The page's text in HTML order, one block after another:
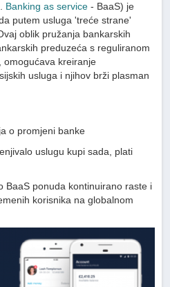
Banking as service - BaaS) je
putem usluga 'treće strane'
oblik pružanja bankarskih
preduzeća s reguliranom
omogućava kreiranje
usluga i njihov brži plasman
promjeni banke
uslugu kupi sada, plati
BaaS ponuda kontinuirano raste i
korisnika na globalnom